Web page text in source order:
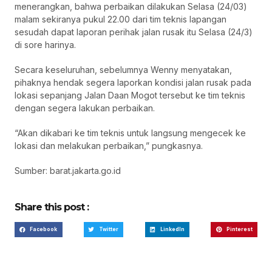
menerangkan, bahwa perbaikan dilakukan Selasa (24/03)
malam sekiranya pukul 22.00 dari tim teknis lapangan
sesudah dapat laporan perihak jalan rusak itu Selasa (24/3)
di sore harinya.
Secara keseluruhan, sebelumnya Wenny menyatakan,
pihaknya hendak segera laporkan kondisi jalan rusak pada
lokasi sepanjang Jalan Daan Mogot tersebut ke tim teknis
dengan segera lakukan perbaikan.
“Akan dikabari ke tim teknis untuk langsung mengecek ke
lokasi dan melakukan perbaikan,” pungkasnya.
Sumber: barat.jakarta.go.id
Share this post :
Facebook Twitter LinkedIn Pinterest